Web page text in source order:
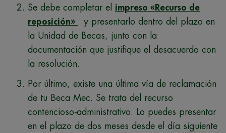
Se debe completar el impreso «Recurso de
reposición»
y presentarlo dentro del plazo en
la Unidad de Becas, junto con la
documentación que justifique el desacuerdo con
la resolución.
Por último, existe una última vía de reclamación
de tu Beca Mec. Se trata del recurso
contencioso-administrativo. Lo puedes presentar
en el plazo de dos meses desde el día siguiente